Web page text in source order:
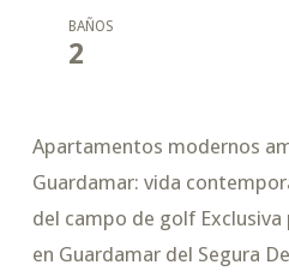
BAÑOS
2
Apartamentos modernos
Guardamar: vida
del campo de golf
en Guardamar del Segura